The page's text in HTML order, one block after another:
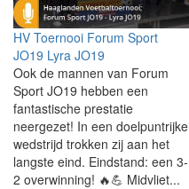
HV Toernooi Forum Sport
JO19 Lyra JO19
Ook de mannen van Forum
Sport JO19 hebben een
fantastische prestatie
neergezet! In een doelpuntrijke
wedstrijd trokken zij aan het
langste eind. Eindstand: een 3-
2 overwinning! 🔥💪 Midvliet...